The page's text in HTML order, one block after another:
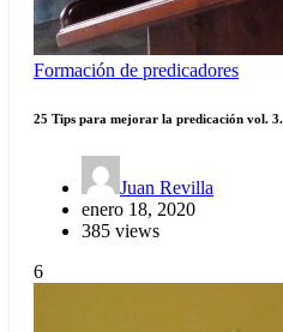
Formación de predicadores
25 Tips para mejorar la predicación vol. 3.
Juan Revilla
enero 18, 2020
385 views
6